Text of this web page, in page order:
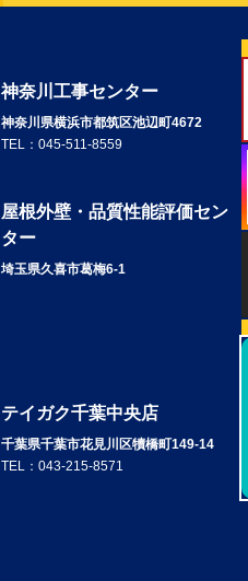
神奈川工事センター
神奈川県横浜市都筑区池辺町4672
TEL： 045-511-8559
屋根外壁・品質性能評価セン
ター
埼玉県久喜市葛梅6-1
テイガク千葉中央店
千葉県千葉市花見川区犢橋町149-14
TEL： 043-215-8571